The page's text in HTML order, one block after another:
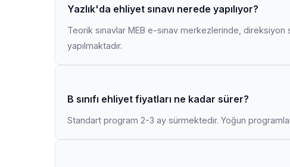
Yazlık'da ehliyet sınavı nerede yapılıyor?
Teorik sınavlar MEB e-sınav merkezlerinde, direksiyon
yapılmaktadır.
B sınıfı ehliyet fiyatları ne kadar sürer?
Standart program 2-3 ay sürmektedir. Yoğun